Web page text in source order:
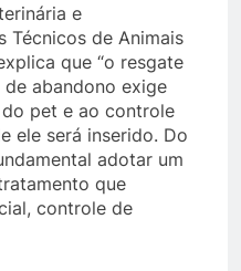
e
Técnicos de Animais
que “o resgate
abandono exige
pet e ao controle
ele será inserido. Do
adotar um
que
controle de